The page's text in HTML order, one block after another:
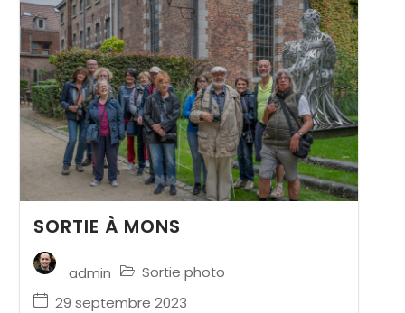
SORTIE À MONS
admin
Sortie photo
29 septembre 2023